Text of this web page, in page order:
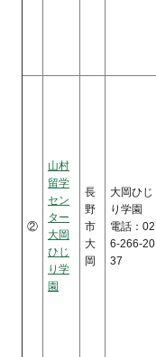
②
山村
留学
セン
ター
大岡
ひじ
り学
園
長
野
市
大
岡
大岡ひじ
り学園
電話：02
6-266-20
37